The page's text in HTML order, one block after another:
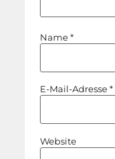
Name*
E-Mail-Adresse*
Website